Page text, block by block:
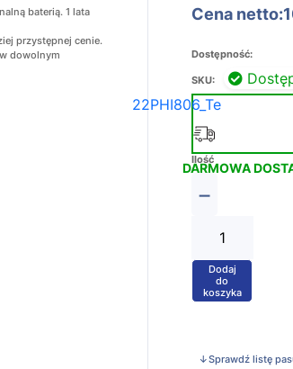
baterią. 1 lata
przystępnej cenie.
dowolnym
Cena
Dostępność:
SKU:
22PHI806_Te
DARMOWA
Ilość
−
+
Dodaj
do
koszyka
↓Sprawdź listę